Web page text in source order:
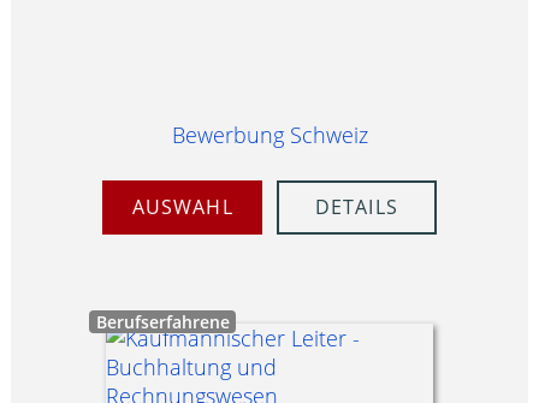
Bewerbung Schweiz
AUSWAHL DETAILS
Berufserfahrene